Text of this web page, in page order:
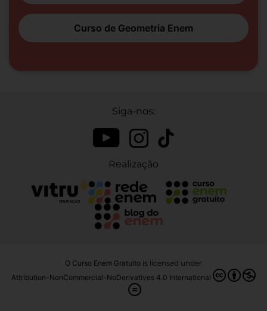
Curso de Geometria Enem
Siga-nos:
Realização
O Curso Enem Gratuito is licensed under
Attribution-NonCommercial-NoDerivatives 4.0 International